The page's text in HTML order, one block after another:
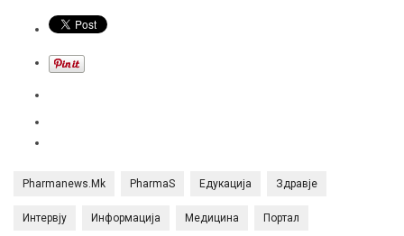
Pharmanews.mk PharmaS Едукација Здравје
Интервју Информација Медицина Портал